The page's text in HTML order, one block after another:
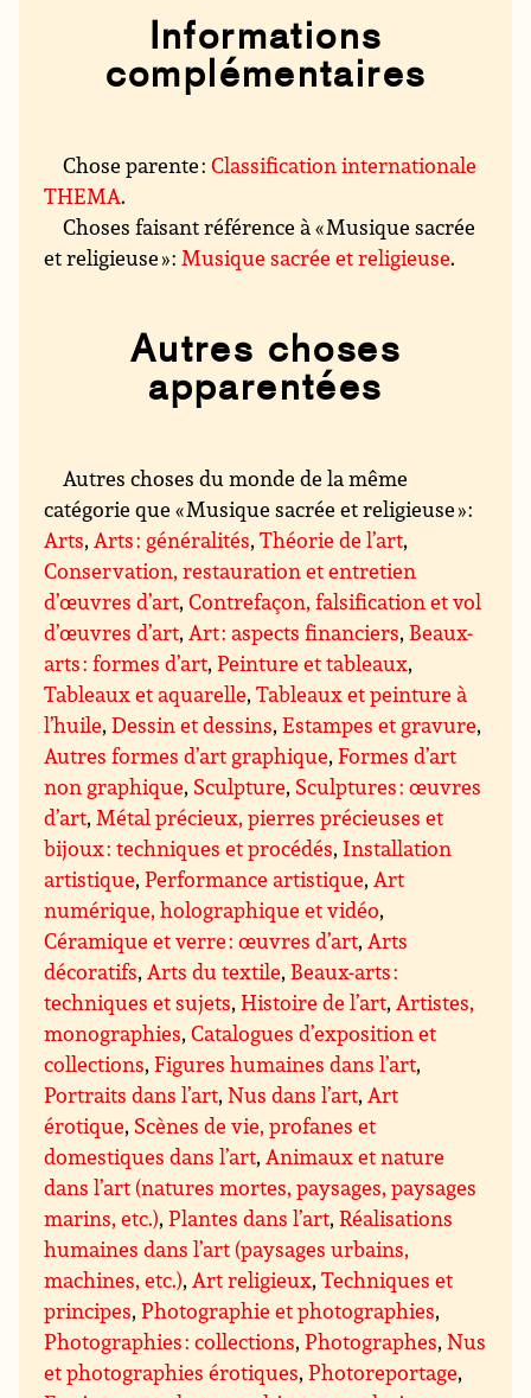
Informations
complémentaires
Chose parente :Classification internationale
THEMA.
Choses faisant référence à « Musique sacrée
et religieuse » :Musique sacrée et religieuse.
Autres choses
apparentées
Autres choses du monde de la même
catégorie que « Musique sacrée et religieuse » :
Arts,Arts : généralités,Théorie de l’art,
Conservation, restauration et entretien
d’œuvres d’art,Contrefaçon, falsification et vol
d’œuvres d’art,Art : aspects financiers, Beaux-
arts : formes d’art,Peinture et tableaux,
Tableaux et aquarelle,Tableaux et peinture à
l’huile,Dessin et dessins,Estampes et gravure,
Autres formes d’art graphique,Formes d’art
non graphique, Sculpture, Sculptures : œuvres
d’art,Métal précieux, pierres précieuses et
bijoux : techniques et procédés, Installation
artistique,Performance artistique,Art
numérique, holographique et vidéo,
Céramique et verre : œuvres d’art,Arts
décoratifs,Arts du textile, Beaux-arts :
techniques et sujets,Histoire de l’art,Artistes,
monographies,Catalogues d’exposition et
collections,Figures humaines dans l’art,
Portraits dans l’art,Nus dans l’art,Art
érotique, Scènes de vie, profanes et
domestiques dans l’art,Animaux et nature
dans l’art (natures mortes, paysages, paysages
marins, etc.),Plantes dans l’art,Réalisations
humaines dans l’art (paysages urbains,
machines, etc.),Art religieux,Techniques et
principes,Photographie et photographies,
Photographies : collections,Photographes,Nus
et photographies érotiques,Photoreportage,